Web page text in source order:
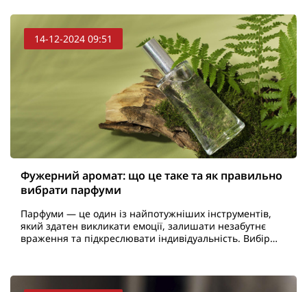
14-12-2024 09:51
Фужерний аромат: що це таке та як правильно
вибрати парфуми
Парфуми — це один із найпотужніших інструментів,
який здатен викликати емоції, залишати незабутнє
враження та підкреслювати індивідуальність. Вибір